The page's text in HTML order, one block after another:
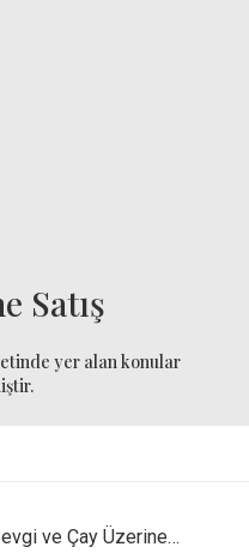
Satış
yer alan konular
ve Çay Üzerine…